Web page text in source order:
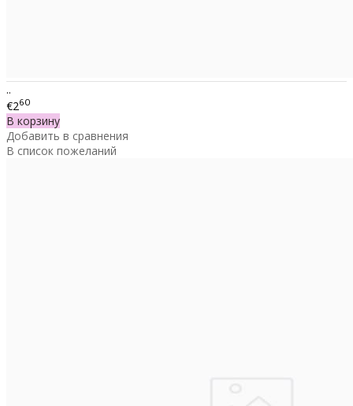
..
€260
В корзину
Добавить в сравнения
В список пожеланий